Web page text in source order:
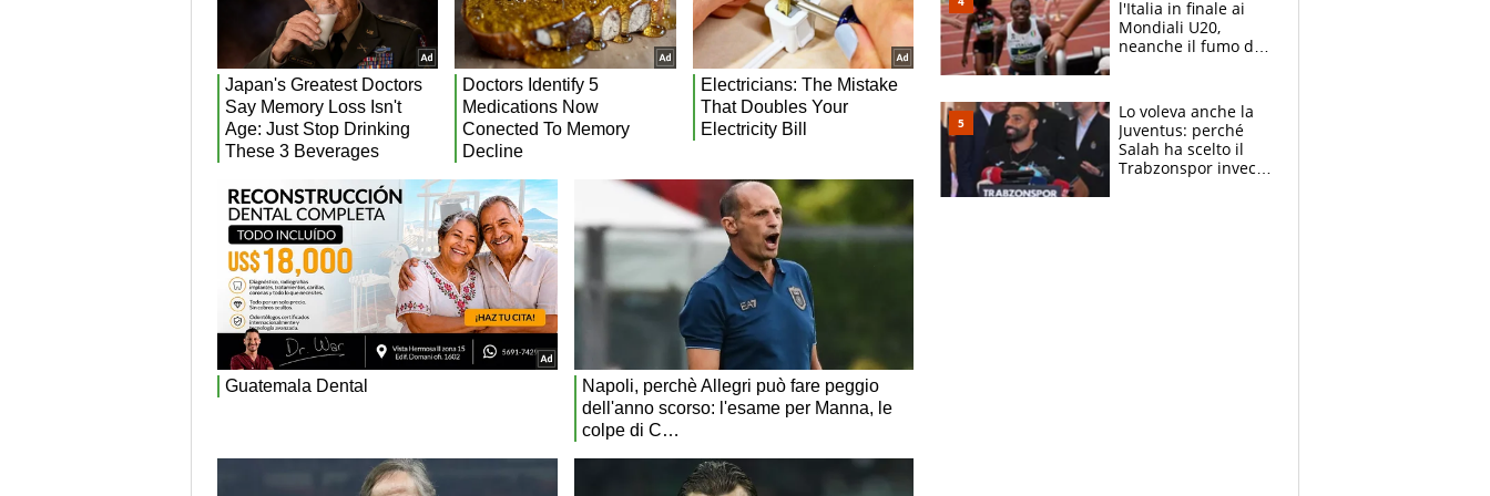
l'Italia in finale ai
Mondiali U20,
neanche il fumo di
Lo voleva anche la
Juventus: perché
Salah ha scelto il
Trabzonspor invece